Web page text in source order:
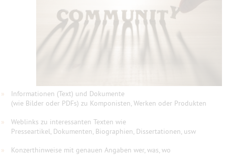
»
Informationen (Text) und Dokumente
(wie Bilder oder PDFs) zu Komponisten, Werken oder Produkten
»
Weblinks zu interessanten Texten wie
Presseartikel, Dokumenten, Biographien, Dissertationen, usw
» Konzerthinweise mit genauen Angaben wer, was, wo